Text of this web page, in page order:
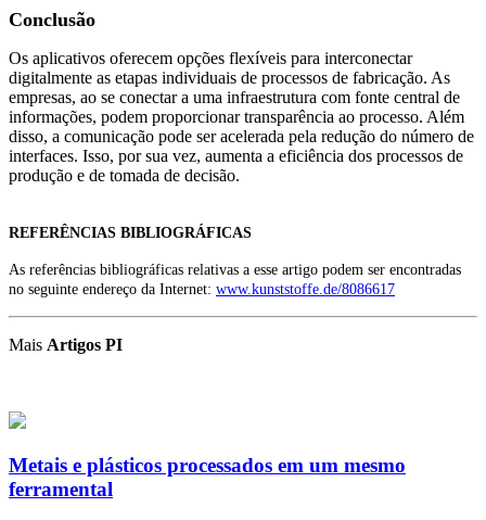
Conclusão
Os aplicativos oferecem opções flexíveis para interconectar
digitalmente as etapas individuais de processos de fabricação. As
empresas, ao se conectar a uma infraestrutura com fonte central de
informações, podem proporcionar transparência ao processo. Além
disso, a comunicação pode ser acelerada pela redução do número de
interfaces. Isso, por sua vez, aumenta a eficiência dos processos de
produção e de tomada de decisão.
REFERÊNCIAS BIBLIOGRÁFICAS
As referências bibliográficas relativas a esse artigo podem ser encontradas
no seguinte endereço da Internet: www.kunststoffe.de/8086617
Mais Artigos PI
Metais e plásticos processados em um mesmo
ferramental